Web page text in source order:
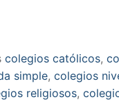
colegios católicos,
simple, colegios
religiosos,